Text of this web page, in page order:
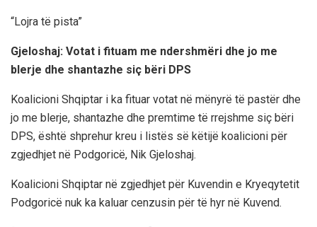
“Lojra të pista”
Gjeloshaj: Votat i fituam me ndershmëri dhe jo me
blerje dhe shantazhe siç bëri DPS
Koalicioni Shqiptar i ka fituar votat në mënyrë të pastër dhe
jo me blerje, shantazhe dhe premtime të rrejshme siç bëri
DPS, është shprehur kreu i listës së këtijë koalicioni për
zgjedhjet në Podgoricë, Nik Gjeloshaj.
Koalicioni Shqiptar në zgjedhjet për Kuvendin e Kryeqytetit
Podgoricë nuk ka kaluar cenzusin për të hyr në Kuvend.